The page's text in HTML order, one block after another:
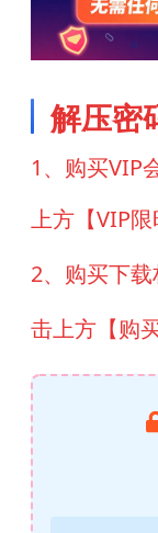
解压密
1、购买VIP
上方【VIP
2、购买下
击上方【购